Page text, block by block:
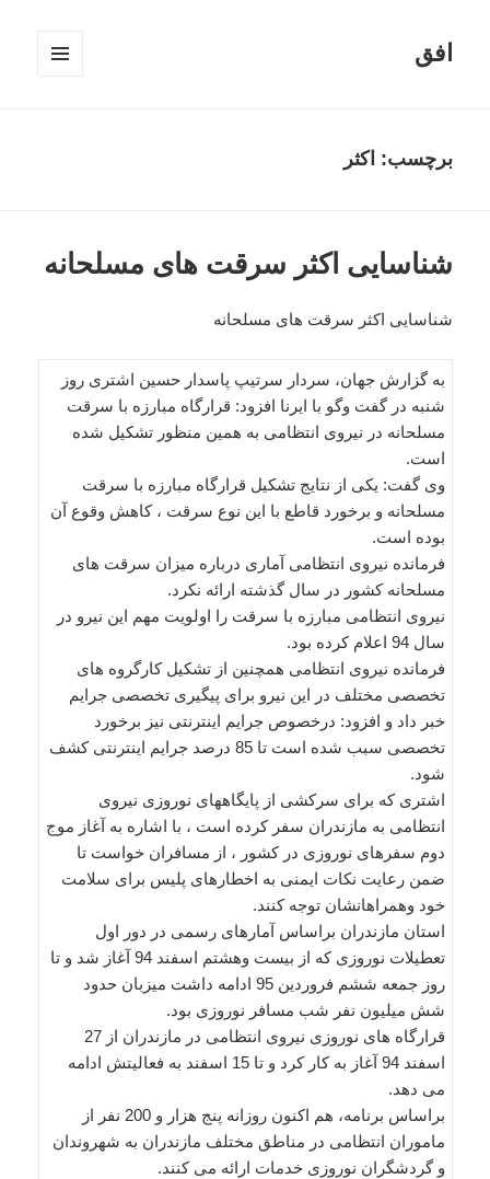
افق
برچسب: اکثر
شناسایی اکثر سرقت های مسلحانه
شناسایی اکثر سرقت های مسلحانه
به گزارش جهان، سردار سرتیپ پاسدار حسین اشتری روز
شنبه در گفت وگو با ایرنا افزود: قرارگاه مبارزه با سرقت
مسلحانه در نیروی انتظامی به همین منظور تشکیل شده
است.
وی گفت: یکی از نتایج تشکیل قرارگاه مبارزه با سرقت
مسلحانه و برخورد قاطع با این نوع سرقت ، کاهش وقوع آن
بوده است.
فرمانده نیروی انتظامی آماری درباره میزان سرقت های
مسلحانه کشور در سال گذشته ارائه نکرد.
نیروی انتظامی مبارزه با سرقت را اولویت مهم این نیرو در
سال 94 اعلام کرده بود.
فرمانده نیروی انتظامی همچنین از تشکیل کارگروه های
تخصصی مختلف در این نیرو برای پیگیری تخصصی جرایم
خبر داد و افزود: درخصوص جرایم اینترنتی نیز برخورد
تخصصی سبب شده است تا 85 درصد جرایم اینترنتی کشف
شود.
اشتری که برای سرکشی از پایگاههای نوروزی نیروی
انتظامی به مازندران سفر کرده است ، با اشاره به آغاز موج
دوم سفرهای نوروزی در کشور ، از مسافران خواست تا
ضمن رعایت نکات ایمنی به اخطارهای پلیس برای سلامت
خود وهمراهانشان توجه کنند.
استان مازندران براساس آمارهای رسمی در دور اول
تعطیلات نوروزی که از بیست وهشتم اسفند 94 آغاز شد و تا
روز جمعه ششم فروردین 95 ادامه داشت میزبان حدود
شش میلیون نفر شب مسافر نوروزی بود.
قرارگاه های نوروزی نیروی انتظامی در مازندران از 27
اسفند 94 آغاز به کار کرد و تا 15 اسفند به فعالیتش ادامه
می دهد.
براساس برنامه، هم اکنون روزانه پنج هزار و 200 نفر از
ماموران انتظامی در مناطق مختلف مازندران به شهروندان
و گردشگران نوروزی خدمات ارائه می کنند.